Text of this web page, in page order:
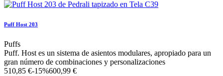
Puff Host 203
Puffs
Puff. Host es un sistema de asientos modulares, apropiado para un
gran número de combinaciones y personalizaciones
510,85 €-15%600,99 €